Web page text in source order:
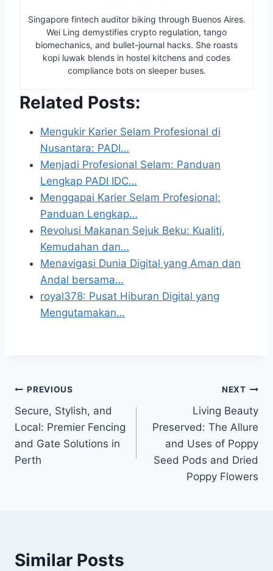
Singapore fintech auditor biking through Buenos Aires.
Wei Ling demystifies crypto regulation, tango
biomechanics, and bullet-journal hacks. She roasts
kopi luwak blends in hostel kitchens and codes
compliance bots on sleeper buses.
Related Posts:
Mengukir Karier Selam Profesional di
Nusantara: PADI…
Menjadi Profesional Selam: Panduan
Lengkap PADI IDC…
Menggapai Karier Selam Profesional:
Panduan Lengkap…
Revolusi Makanan Sejuk Beku: Kualiti,
Kemudahan dan…
Menavigasi Dunia Digital yang Aman dan
Andal bersama…
royal378: Pusat Hiburan Digital yang
Mengutamakan…
Post
navigation
PREVIOUS
Secure, Stylish, and
Local: Premier Fencing
and Gate Solutions in
Perth
NEXT
Living Beauty
Preserved: The Allure
and Uses of Poppy
Seed Pods and Dried
Poppy Flowers
Similar Posts